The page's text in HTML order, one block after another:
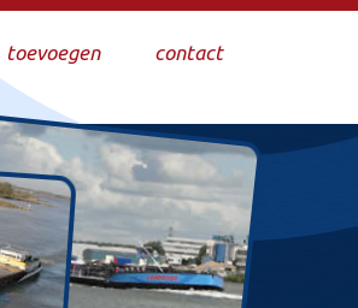
toevoegen contact